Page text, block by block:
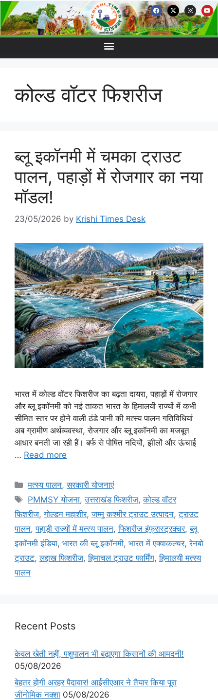
कोल्ड वॉटर फिशरीज
ब्लू इकॉनमी में चमका ट्राउट
पालन, पहाड़ों में रोजगार का नया
मॉडल!
23/05/2026 by Krishi Times Desk
भारत में कोल्ड वॉटर फिशरीज का बढ़ता दायरा, पहाड़ों में रोजगार
और ब्लू इकॉनमी को नई ताकत भारत के हिमालयी राज्यों में कभी
सीमित स्तर पर होने वाली ठंडे पानी की मत्स्य पालन गतिविधियां
अब ग्रामीण अर्थव्यवस्था, रोजगार और ब्लू इकॉनमी का मजबूत
आधार बनती जा रही हैं। बर्फ से पोषित नदियों, झीलों और ऊंचाई
… Read more
मत्स्य पालन,सरकारी योजनाएं
PMMSY योजना,उत्तराखंड फिशरीज,कोल्ड वॉटर
फिशरीज,गोल्डन महाशीर,जम्मू कश्मीर ट्राउट उत्पादन,ट्राउट
पालन,पहाड़ी राज्यों में मत्स्य पालन,फिशरीज इंफ्रास्ट्रक्चर,ब्लू
इकॉनमी इंडिया, भारत की ब्लू इकॉनमी, भारत में एक्वाकल्चर,रेनबो
ट्राउट,लद्दाख फिशरीज,हिमाचल ट्राउट फार्मिंग,हिमालयी मत्स्य
पालन
Recent Posts
केवल खेती नहीं, पशुपालन भी बढ़ाएगा किसानों की आमदनी!
05/08/2026
बेहतर होगी अरहर पैदावार! आईसीएआर ने तैयार किया पूरा
जीनोमिक नक्शा 05/08/2026